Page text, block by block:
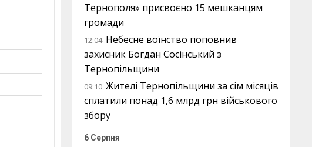
Тернополя» присвоєно 15 мешканцям
громади
12:04 Небесне воїнство поповнив
захисник Богдан Сосінський з
Тернопільщини
09:10 Жителі Тернопільщини за сім місяців
сплатили понад 1,6 млрд грн військового
збору
6 Серпня